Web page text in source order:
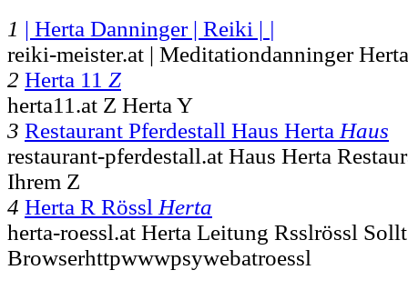
1 | Herta Danninger | Reiki | |
reiki-meister.at | Meditationdanninger
2 Herta 11 Z
herta11.at Z Herta Y
3 Restaurant Pferdestall Haus Herta Haus
restaurant-pferdestall.at Haus Herta
Ihrem Z
4 Herta R Rössl Herta
herta-roessl.at Herta Leitung Rsslrössl
Browserhttpwwwpsywebatroessl